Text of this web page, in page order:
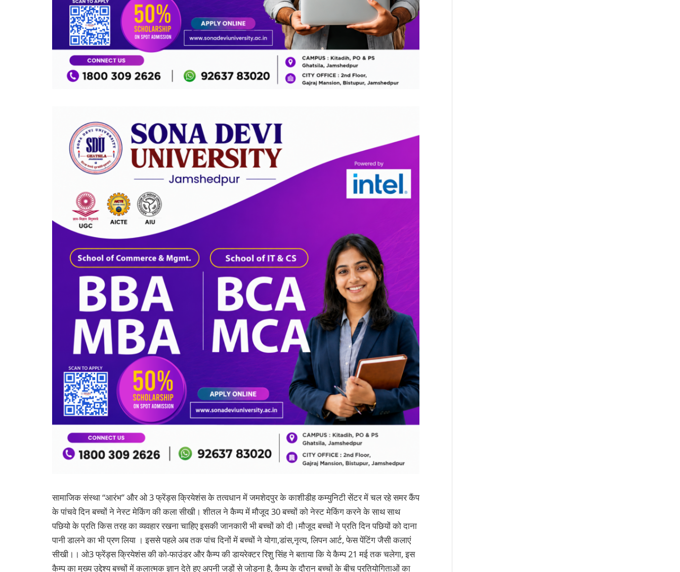
सामाजिक संस्था “आरंभ” और ओ 3 फ्रेंड्स क्रियेशंस के तत्वधान में जमशेदपुर के काशीडीह कम्युनिटी सेंटर में चल रहे समर कैंप
के पांचवे दिन बच्चों ने नेस्ट मेकिंग की कला सीखी। शीतल ने कैम्प में मौजूद 30 बच्चों को नेस्ट मेकिंग करने के साथ साथ
पछियो के प्रति किस तरह का व्यवहार रखना चाहिए इसकी जानकारी भी बच्चों को दी।मौजूद बच्चों ने प्रति दिन पछियों को दाना
पानी डालने का भी प्रण लिया । इससे पहले अब तक पांच दिनों में बच्चों ने योगा,डांस,नृत्य, लिपन आर्ट, फेस पेंटिंग जैसी कलाएं
सीखी।। ओ3 फ्रेंड्स क्रियेशंस की को-फाउंडर और कैम्प की डायरेक्टर रिशु सिंह ने बताया कि ये कैम्प 21 मई तक चलेगा, इस
कैम्प का मुख्य उद्देश्य बच्चों में कलात्मक ज्ञान देते हुए अपनी जड़ों से जोड़ना है, कैम्प के दौरान बच्चों के बीच प्रतियोगिताओं का